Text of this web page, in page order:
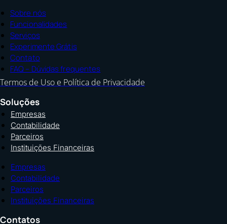
Sobre nós
Funcionalidades
Serviços
Experimente Grátis
Contato
FAQ – Dúvidas frequentes
Termos de Uso e Política de Privacidade
Soluções
Empresas
Contabilidade
Parceiros
Instituições Financeiras
Empresas
Contabilidade
Parceiros
Instituições Financeiras
Contatos